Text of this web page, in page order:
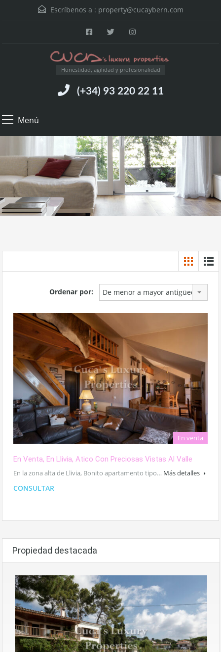
Escríbenos a : property@cucaybern.com
Honestidad, agilidad y profesionalidad
(+34) 93 220 22 11
Menú
Ordenar por: De menor a mayor antigüedad
En venta
En Venta, En Llivia, Atico Con Preciosas Vistas Al Valle
En la zona alta de Llivia, Bonito apartamento tipo… Más detalles
CONSULTAR
Propiedad destacada